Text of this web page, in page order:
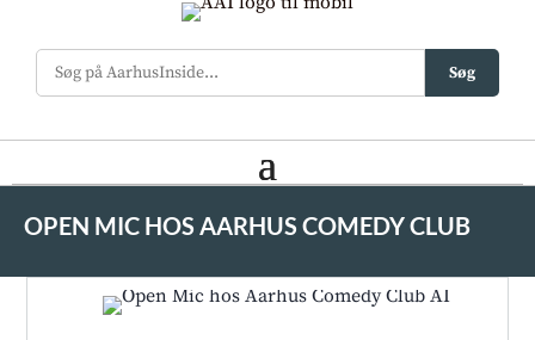
Søg
OPEN MIC HOS AARHUS COMEDY CLUB